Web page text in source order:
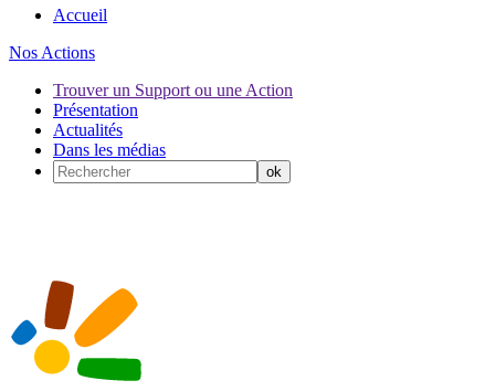
Accueil
Nos Actions
Trouver un Support ou une Action
Présentation
Actualités
Dans les médias